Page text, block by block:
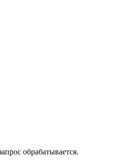
обрабатывается.